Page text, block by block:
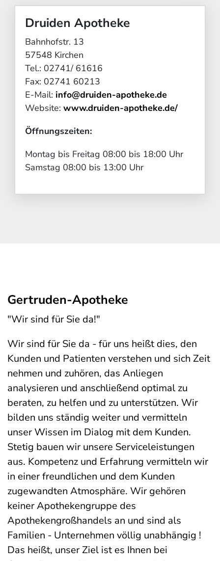
Druiden Apotheke
Bahnhofstr. 13
57548 Kirchen
Tel.: 02741/ 61616
Fax: 02741 60213
E-Mail: info@druiden-apotheke.de
Website: www.druiden-apotheke.de/
Öffnungszeiten:
Montag bis Freitag 08:00 bis 18:00 Uhr
Samstag 08:00 bis 13:00 Uhr
Gertruden-Apotheke
"Wir sind für Sie da!"
Wir sind für Sie da - für uns heißt dies, den
Kunden und Patienten verstehen und sich Zeit
nehmen und zuhören, das Anliegen
analysieren und anschließend optimal zu
beraten, zu helfen und zu unterstützen. Wir
bilden uns ständig weiter und vermitteln
unser Wissen im Dialog mit dem Kunden.
Stetig bauen wir unsere Serviceleistungen
aus. Kompetenz und Erfahrung vermitteln wir
in einer freundlichen und dem Kunden
zugewandten Atmosphäre. Wir gehören
keiner Apothekengruppe des
Apothekengroßhandels an und sind als
Familien - Unternehmen völlig unabhängig !
Das heißt, unser Ziel ist es Ihnen bei